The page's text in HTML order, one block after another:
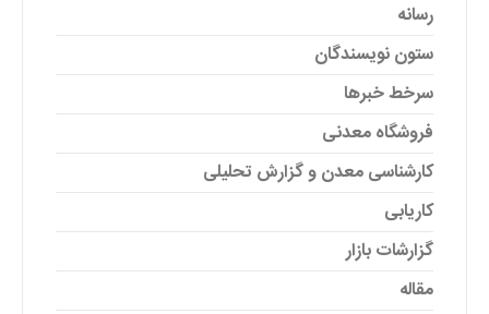
رسانه
ستون نویسندگان
سرخط خبرها
فروشگاه معدنی
کارشناسی معدن و گزارش تحلیلی
کاریابی
گزارشات بازار
مقاله